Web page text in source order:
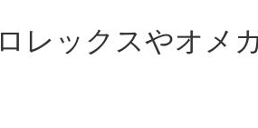
ロレックスやオメ